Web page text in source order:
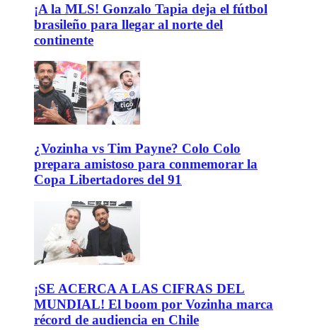
¡A la MLS! Gonzalo Tapia deja el fútbol
brasileño para llegar al norte del
continente
¿Vozinha vs Tim Payne? Colo Colo
prepara amistoso para conmemorar la
Copa Libertadores del 91
¡SE ACERCA A LAS CIFRAS DEL
MUNDIAL! El boom por Vozinha marca
récord de audiencia en Chile